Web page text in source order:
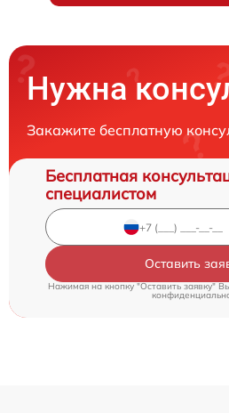
Нужна
Закажите бесплатную
Бесплатная
специалистом
Оставить
Нажимая на кнопку "Оставить заявку"